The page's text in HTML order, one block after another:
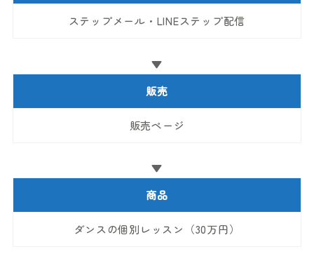
ステップメール・LINEステップ配信
▼
販売
販売ページ
▼
商品
ダンスの個別レッスン（30万円）